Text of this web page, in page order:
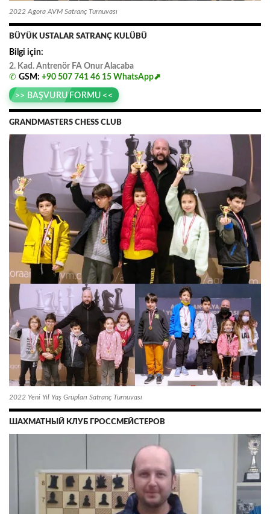
2022 Agora AVM Satranç Turnuvası
BÜYÜK USTALAR SATRANÇ KULÜBÜ
Bilgi için:
2. Kad. Antrenör FA Onur.Alacaba
✆ GSM: +90 507 741 46 15 WhatsApp⬈
>> BAŞVURU FORMU <<
GRANDMASTERS CHESS CLUB
2022 Yeni Yıl Yaş Grupları Satranç Turnuvası
ШАХМАТНЫЙ КЛУБ ГРОССМЕЙСТЕРОВ